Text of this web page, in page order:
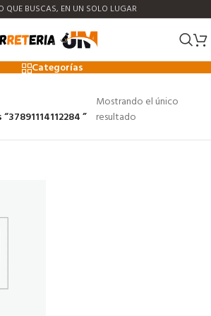
QUE BUSCAS, EN UN SOLO LUGAR
Categorías
”
Mostrando el único
resultado